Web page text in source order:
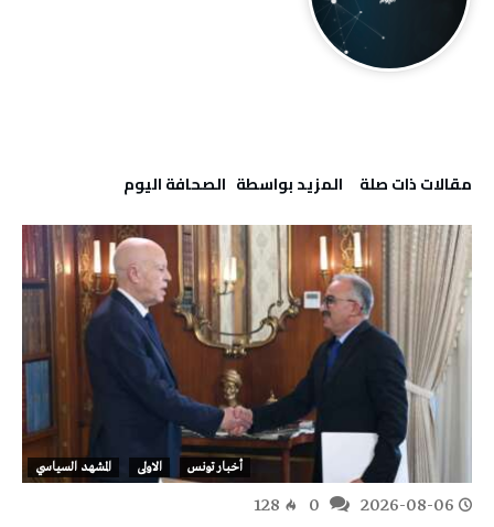
‫مقالات ذات صلة‬ ‫‫المزيد بواسطة‬ ‬ ‭ ‬الصحافة‭ ‬اليوم
أخبار تونس الاولى المشهد السياسي
2026-08-06
128